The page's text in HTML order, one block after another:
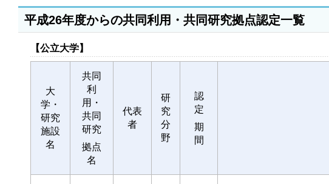
平成26年度からの共同利用・共同研究拠点認定一覧
【公立大学】
大
学・
研究
施設
名
共同
利
用・
共同
研究
拠点
名
代表
者
研
究
分
野
認
定
期
間